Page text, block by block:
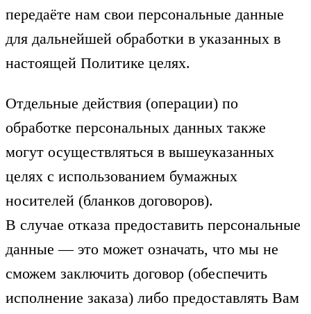
передаёте нам свои персональные данные
для дальнейшей обработки в указанных в
настоящей Политике целях.
Отдельные действия (операции) по
обработке персональных данных также
могут осуществляться в вышеуказанных
целях с использованием бумажных
носителей (бланков договоров).
В случае отказа предоставить персональные
данные — это может означать, что мы не
сможем заключить договор (обеспечить
исполнение заказа) либо предоставлять Вам